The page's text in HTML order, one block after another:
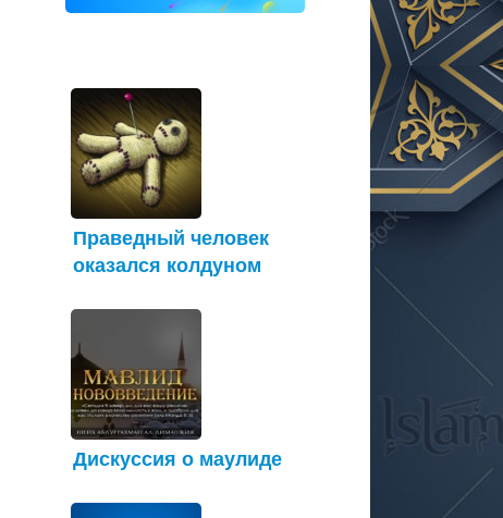
Праведный человек
оказался колдуном
Дискуссия о маулиде